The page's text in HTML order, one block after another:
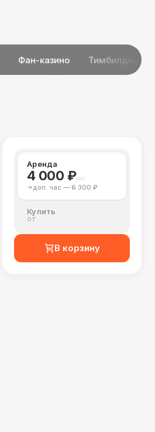
Фан-казино Тимбилдинг
Аренда
4 000 ₽
доп. час — 6 300 ₽
Купить
от
В корзину